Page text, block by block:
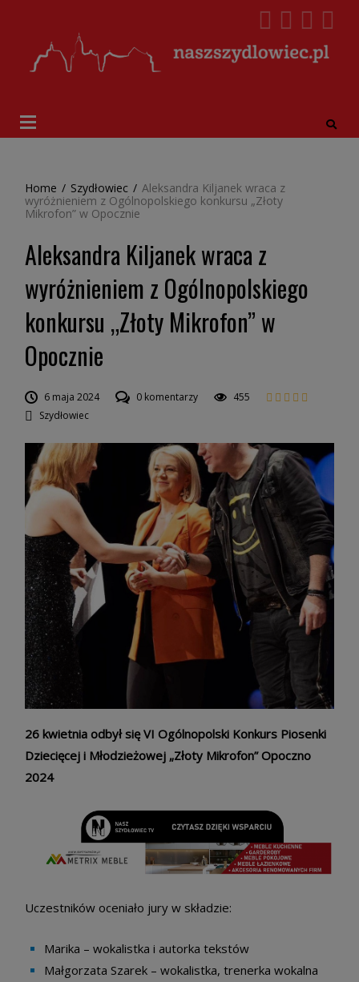
Home / Szydłowiec / Aleksandra Kiljanek wraca z
wyróżnieniem z Ogólnopolskiego konkursu „Złoty
Mikrofon” w Opocznie
Aleksandra Kiljanek wraca z
wyróżnieniem z Ogólnopolskiego
konkursu „Złoty Mikrofon” w
Opocznie
6 maja 2024 0 komentarzy
455
Szydłowiec
26 kwietnia odbył się VI Ogólnopolski Konkurs Piosenki
Dziecięcej i Młodzieżowej „Złoty Mikrofon” Opoczno
2024
Uczestników oceniało jury w składzie:
Marika – wokalistka i autorka tekstów
Małgorzata Szarek – wokalistka, trenerka wokalna